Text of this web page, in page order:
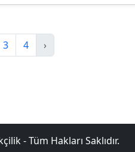
3 4 ›
- Tüm Hakları Saklıdır.